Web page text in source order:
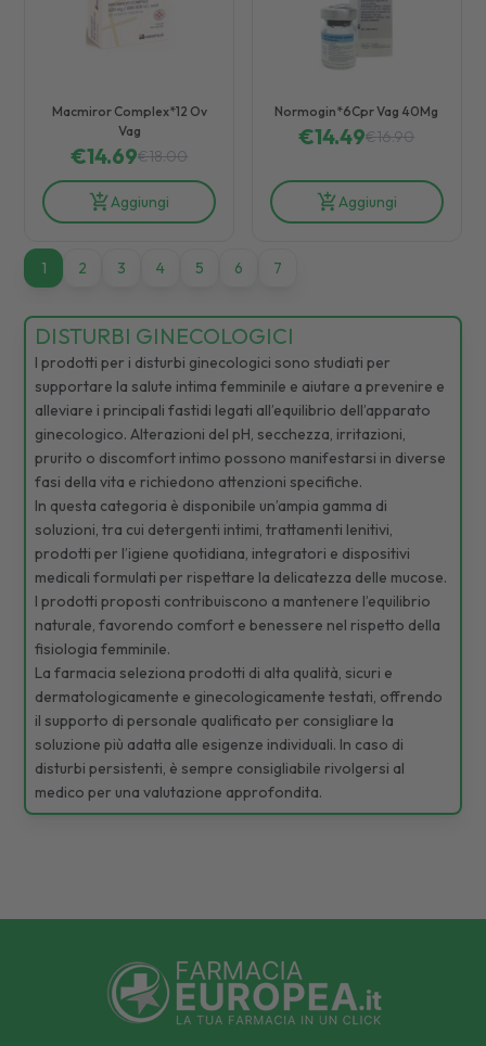
Macmiror Complex*12 Ov
Vag
€14.69€18.00
Aggiungi
Normogin*6Cpr Vag 40Mg
€14.49€16.90
Aggiungi
11 2 3 4 5 6 7
DISTURBI GINECOLOGICI
I prodotti per i disturbi ginecologici sono studiati per
supportare la salute intima femminile e aiutare a prevenire e
alleviare i principali fastidi legati all’equilibrio dell’apparato
ginecologico. Alterazioni del pH, secchezza, irritazioni,
prurito o discomfort intimo possono manifestarsi in diverse
fasi della vita e richiedono attenzioni specifiche.
In questa categoria è disponibile un’ampia gamma di
soluzioni, tra cui detergenti intimi, trattamenti lenitivi,
prodotti per l’igiene quotidiana, integratori e dispositivi
medicali formulati per rispettare la delicatezza delle mucose.
I prodotti proposti contribuiscono a mantenere l’equilibrio
naturale, favorendo comfort e benessere nel rispetto della
fisiologia femminile.
La farmacia seleziona prodotti di alta qualità, sicuri e
dermatologicamente e ginecologicamente testati, offrendo
il supporto di personale qualificato per consigliare la
soluzione più adatta alle esigenze individuali. In caso di
disturbi persistenti, è sempre consigliabile rivolgersi al
medico per una valutazione approfondita.